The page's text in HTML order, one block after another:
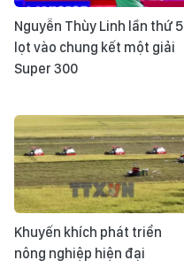
Nguyễn Thùy Linh lần thứ 5
lọt vào chung kết một giải
Super 300
Khuyến khích phát triển
nông nghiệp hiện đại